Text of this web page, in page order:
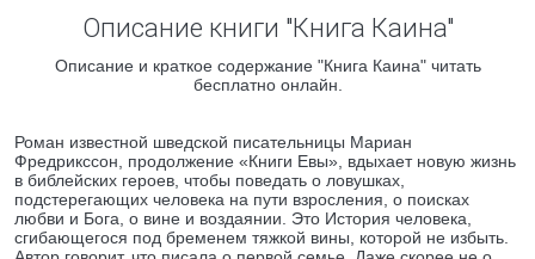
Описание книги "Книга Каина"
Описание и краткое содержание "Книга Каина" читать
бесплатно онлайн.
Роман известной шведской писательницы Мариан
Фредрикссон, продолжение «Книги Евы», вдыхает новую жизнь
в библейских героев, чтобы поведать о ловушках,
подстерегающих человека на пути взросления, о поисках
любви и Бога, о вине и воздаянии. Это История человека,
сгибающегося под бременем тяжкой вины, которой не избыть.